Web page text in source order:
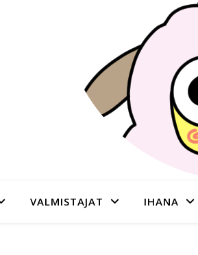
VALMISTAJAT IHANA